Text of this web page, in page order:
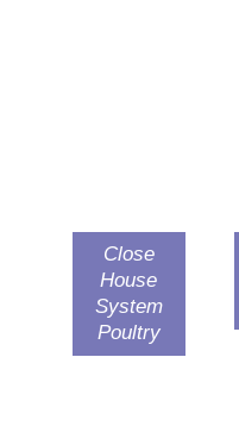
Close
House
System
Poultry